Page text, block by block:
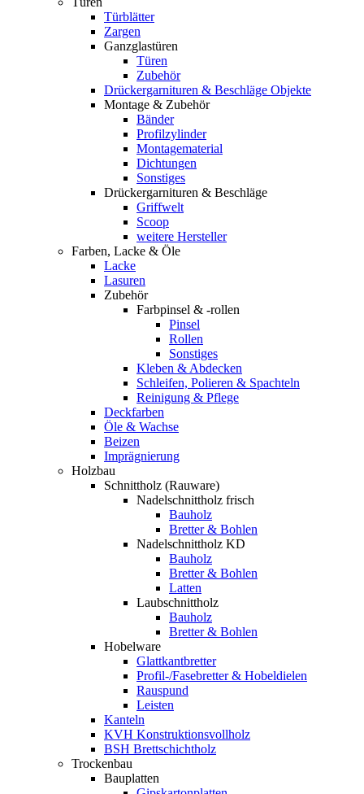
Türblätter
Zargen
Ganzglastüren
Türen
Zubehör
Drückergarnituren & Beschläge Objekte
Montage & Zubehör
Bänder
Profilzylinder
Montagematerial
Dichtungen
Sonstiges
Drückergarnituren & Beschläge
Griffwelt
Scoop
weitere Hersteller
Farben, Lacke & Öle
Lacke
Lasuren
Zubehör
Farbpinsel & -rollen
Pinsel
Rollen
Sonstiges
Kleben & Abdecken
Schleifen, Polieren & Spachteln
Reinigung & Pflege
Deckfarben
Öle & Wachse
Beizen
Imprägnierung
Holzbau
Schnittholz (Rauware)
Nadelschnittholz frisch
Bauholz
Bretter & Bohlen
Nadelschnittholz KD
Bauholz
Bretter & Bohlen
Latten
Laubschnittholz
Bauholz
Bretter & Bohlen
Hobelware
Glattkantbretter
Profil-/Fasebretter & Hobeldielen
Rauspund
Leisten
Kanteln
KVH Konstruktionsvollholz
BSH Brettschichtholz
Trockenbau
Bauplatten